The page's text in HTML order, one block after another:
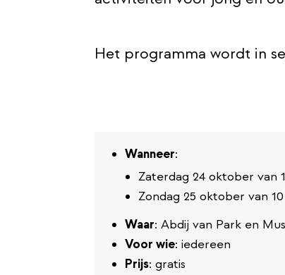
Het programma wordt in
Wanneer:
Zaterdag 24 oktober van
Zondag 25 oktober van
Waar: Abdij van Park en
Voor wie: iedereen
Prijs: gratis